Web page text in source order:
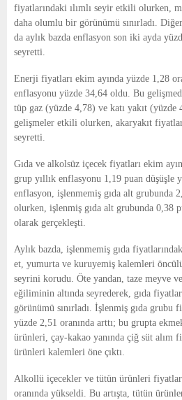
fiyatlarındaki ılımlı seyir etkili olurken,
daha olumlu bir görünümü sınırladı.
da aylık bazda enflasyon son iki ayda
seyretti.
Enerji fiyatları ekim ayında yüzde 1,28
enflasyonu yüzde 34,64 oldu. Bu
tüp gaz (yüzde 4,78) ve katı yakıt (yüzde
gelişmeler etkili olurken, akaryakıt
seyretti.
Gıda ve alkolsüz içecek fiyatları ekim
grup yıllık enflasyonu 1,19 puan düşüşle
enflasyon, işlenmemiş gıda alt grubunda
olurken, işlenmiş gıda alt grubunda 0,38
olarak gerçekleşti.
Aylık bazda, işlenmemiş gıda
et, yumurta ve kuruyemiş kalemleri
seyrini korudu. Öte yandan, taze meyve
eğiliminin altında seyrederek, gıda
görünümü sınırladı. İşlenmiş gıda grubu
yüzde 2,51 oranında arttı; bu grupta
ürünleri, çay-kakao yanında çiğ süt alım
ürünleri kalemleri öne çıktı.
Alkollü içecekler ve tütün ürünleri
oranında yükseldi. Bu artışta, tütün